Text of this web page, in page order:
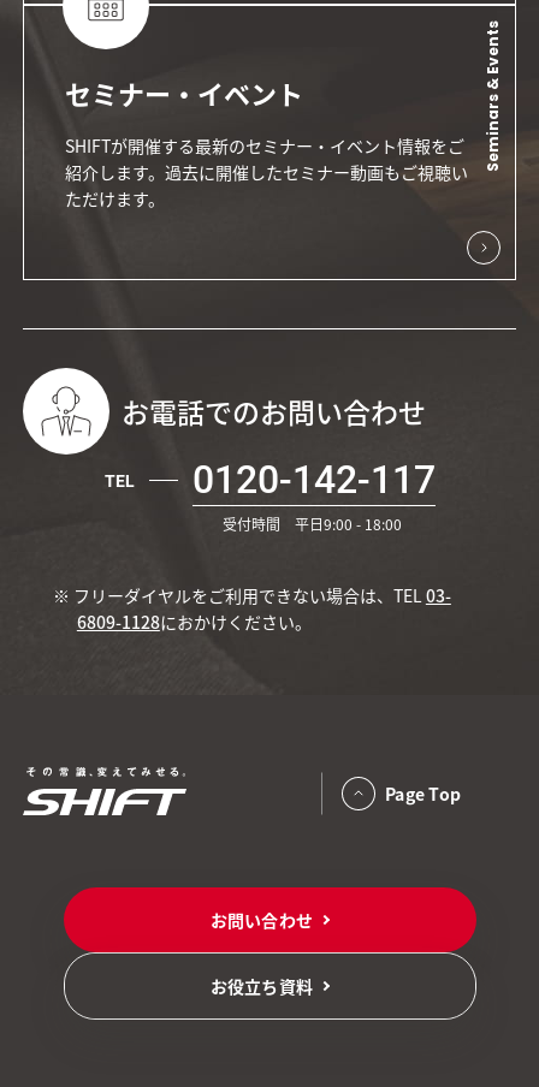
セミナー・イベント
SHIFTが開催する最新のセミナー・イベント情報をご
紹介します。過去に開催したセミナー動画もご視聴い
ただけます。
Seminars & Events
お電話でのお問い合わせ
TEL 0120-142-117
受付時間 平日9:00 - 18:00
※ フリーダイヤルをご利用できない場合は、TEL03-
6809-1128におかけください。
お問い合わせ
お役立ち資料
Page Top